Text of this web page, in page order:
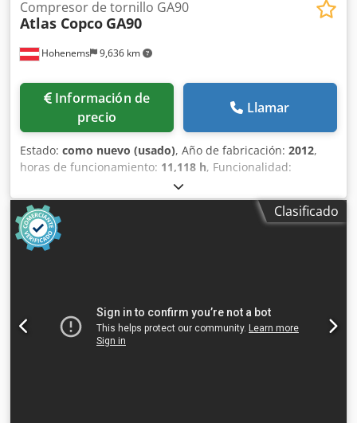
Hohenems 9,636 km
Compresor de tornillo GA90
Atlas Copco GA90
Información de
precio
Llamar
Estado: como nuevo (usado), Año de fabricación: 2012,
horas de funcionamiento: 11,118 h, Funcionalidad:
, Atlas Copco GA90 de segunda mano
premium 90 kW 7,5 bar Dedpfot E I D Esx Ac Ueck 16,21
m3/min ¡Solo 11.118 horas de funcionamiento! Clasificado